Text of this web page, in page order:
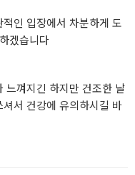
인 입장에서 차분하게 도
겠습니다
느껴지긴 하지만 건조한 날
서 건강에 유의하시길 바